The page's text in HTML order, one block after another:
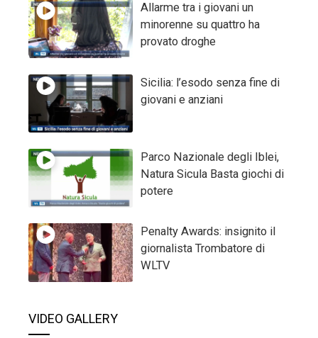
Allarme tra i giovani un
minorenne su quattro ha
provato droghe
Sicilia: l’esodo senza fine di
giovani e anziani
Parco Nazionale degli Iblei,
Natura Sicula Basta giochi di
potere
Penalty Awards: insignito il
giornalista Trombatore di
WLTV
VIDEO GALLERY